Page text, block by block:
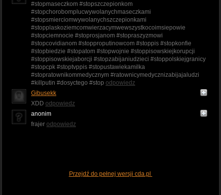
#stopmaseczkom #stopszczepionkom
#stopchorobomplucwywolanychmaseczkami
#stopsmierciomwywolanychszczepionkami
#stopplaskoziemcomwierzacymwewszystkocoimsiepowie
#stopciemnocie #stoprosjanom #stopraszyzmowi
#stopcovidianom #stopproputinowcom #stoppis #stopkonfie
#stopbiedzie #stopatom #stopwojnie #stoppisowskiejkorupcji
#stoppisowskiejaborcji #stopzabijaniudzieci #stoppolskiejgranicy
#stopcpk #stoptvppis #stopustawiekamilka
#stopratownikommedycznym #ratownicymedycznizabijajaludzi
#killputin #dosyctego #stop odpowiedz
Gibusekk
XDD odpowiedz
anonim
frajer odpowiedz
Przejdź do pełnej wersji cda.pl